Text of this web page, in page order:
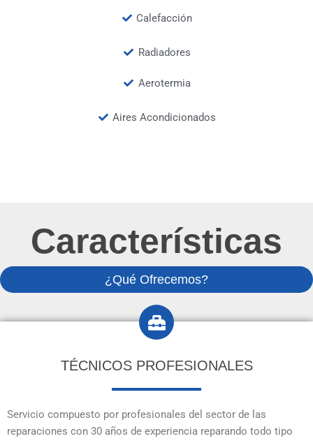
Calefacción
Radiadores
Aerotermia
Aires Acondicionados
Características
¿Qué Ofrecemos?
TÉCNICOS PROFESIONALES
Servicio compuesto por profesionales del sector de las
reparaciones con 30 años de experiencia reparando todo tipo